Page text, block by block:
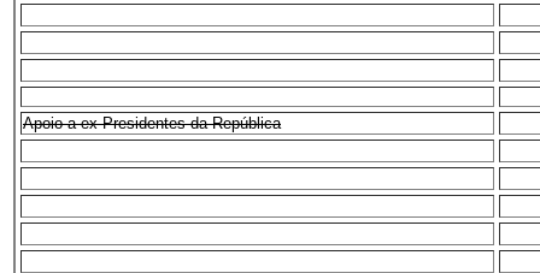
Apoio a ex-Presidentes da República